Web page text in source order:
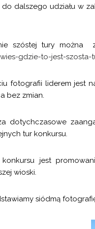
dalszego udziału w
szóstej tury można
gdzie-to-jest-
fotografii liderem jest
bez zmian.
dotychczasowe
tur konkursu.
jest
wioski.
siódmą